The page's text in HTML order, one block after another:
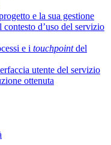
e la sua gestione
d’uso del servizio
e i touchpointdel
utente del servizio
ottenuta